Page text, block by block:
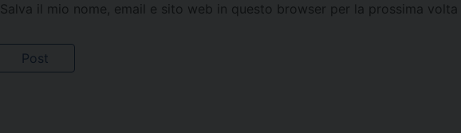
Salva il mio nome, email e sito web in questo browser per la prossima